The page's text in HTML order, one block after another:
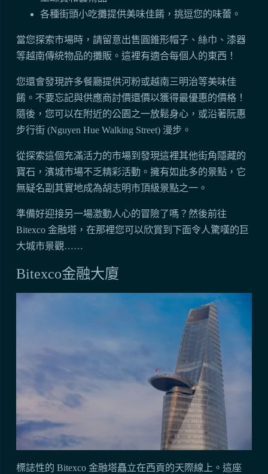
各種街頭小吃攤提供美味佳餚，挑逗您的味蕾。
當您探索市場時，請留意出售圓錐形帽子、絲巾、漆器
等越南傳統物品的攤販。這裡有適合每個人的東西！
您還會發現許多餐廳提供河粉或越南三明治等美味佳
餚。不要忘記與供應商討價還價以獲得最優惠的價格！
隨後，您可以在附近的公園之一放鬆身心，或沿著阮惠
步行街 (Nguyen Hue Walking Street) 漫步。
從探索這個充滿活力的市場到發現這裡其他街角隱藏的
寶石，濱城市場不乏精彩活動。擁有如此多的景點，它
無疑名副其實地成為胡志明市頂級景點之一。
準備好迎接另一場激動人心的冒險了嗎？然後前往
Bitexco 金融塔，在那裡您可以欣賞到下面令人驚嘆的巨
大城市景觀……
Bitexco金融大廈
標誌性的 Bitexco 金融塔矗立在西貢的天際線上。這座